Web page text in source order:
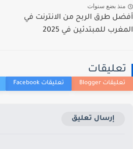
منذ بضع سنوات
أفضل طرق الربح من الانترنت في
المغرب للمبتدئين في 2025
تعليقات
إرسال تعليق